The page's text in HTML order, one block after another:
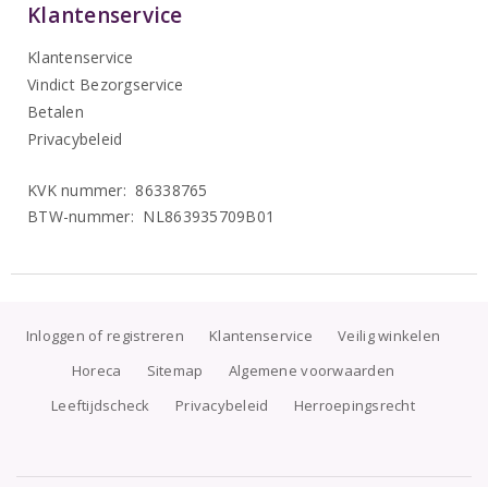
Klantenservice
Klantenservice
Vindict Bezorgservice
Betalen
Privacybeleid
KVK nummer: 86338765
BTW-nummer: NL863935709B01
Inloggen of registreren Klantenservice
Veilig winkelen
Horeca
Sitemap
Algemene voorwaarden
Leeftijdscheck
Privacybeleid Herroepingsrecht